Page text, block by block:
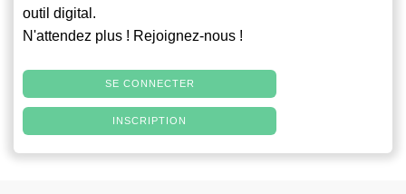
outil digital.
N'attendez plus ! Rejoignez-nous !
SE CONNECTER
INSCRIPTION